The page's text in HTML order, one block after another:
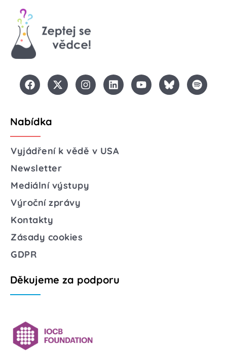
Nabídka
Vyjádření k vědě v USA
Newsletter
Mediální výstupy
Výroční zprávy
Kontakty
Zásady cookies
GDPR
Děkujeme za podporu